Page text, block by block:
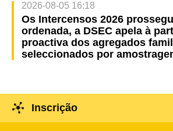
2026-08-05 16:18
Os Intercensos 2026
ordenada, a DSEC apela à
proactiva dos agregados
seleccionados por
Inscrição